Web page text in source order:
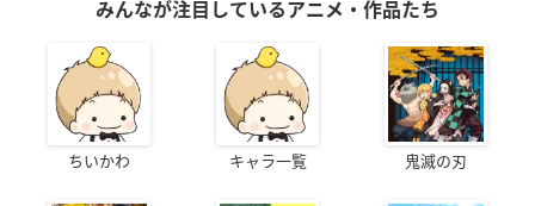
みんなが注目しているアニメ・作品たち
ちいかわ キャラ一覧 鬼滅の刃